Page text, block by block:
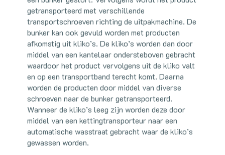
getransporteerd met verschillende
transportschroeven richting de uitpakmachine. De
bunker kan ook gevuld worden met producten
afkomstig uit kliko’s. De kliko’s worden dan door
middel van een kantelaar ondersteboven gebracht
waardoor het product vervolgens uit de kliko valt
en op een transportband terecht komt. Daarna
worden de producten door middel van diverse
schroeven naar de bunker getransporteerd.
Wanneer de kliko’s leeg zijn worden deze door
middel van een kettingtransporteur naar een
automatische wasstraat gebracht waar de kliko’s
gewassen worden.